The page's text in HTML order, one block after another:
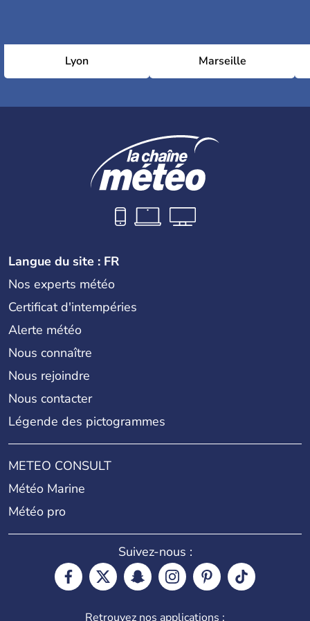
Lyon Marseille
Langue du site : FR
Nos experts météo
Certificat d'intempéries
Alerte météo
Nous connaître
Nous rejoindre
Nous contacter
Légende des pictogrammes
METEO CONSULT
Météo Marine
Météo pro
Suivez-nous :
Retrouvez nos applications :